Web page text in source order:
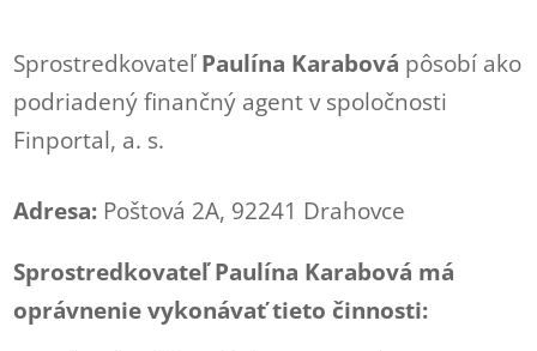
SprostredkovateľPaulína Karabová pôsobí ako
podriadený finančný agent v spoločnosti
Finportal, a. s.
Adresa: Poštová 2A, 92241 Drahovce
Sprostredkovateľ Paulína Karabová má
oprávnenie vykonávať tieto činnosti: